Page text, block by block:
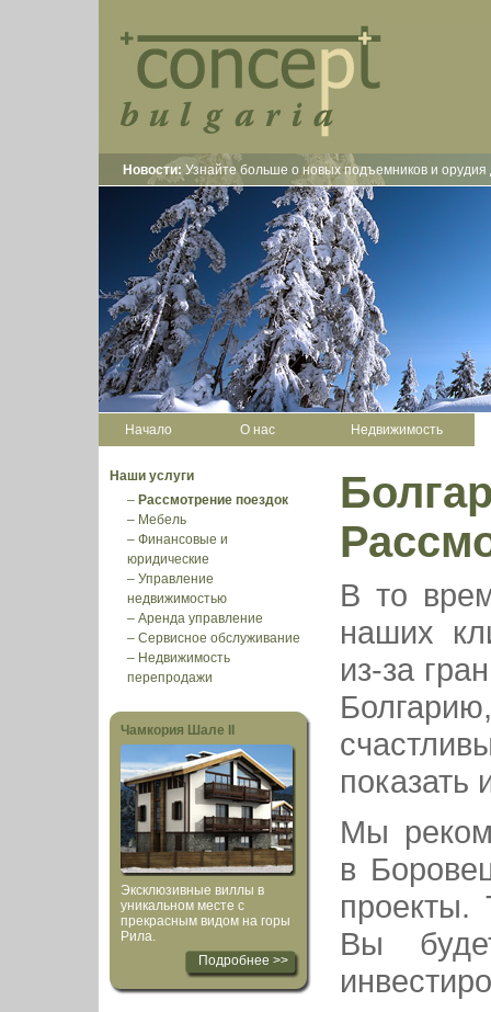
Новости: Узнайте больше о новых подъемников и орудия
Начало О нас Недвижимость
Наши услуги
– Рассмотрение поездок
– Мебель
– Финансовые и
юридические
– Управление
недвижимостью
– Аренда управление
– Сервисное обслуживание
– Недвижимость
перепродажи
Чамкория Шале II
Эксклюзивные виллы в
уникальном месте с
прекрасным видом на горы
Рила.
Подробнее >>
В то
наших
из-за
показать
Мы
в
Вы